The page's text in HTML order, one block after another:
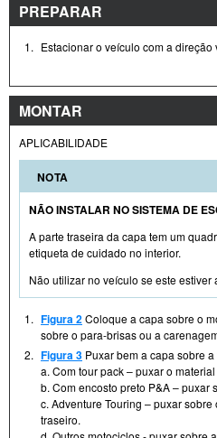
PREPARAR
1. Estacionar o veículo com a
MONTAR
APLICABILIDADE
NOTA
NÃO INSTALAR NO SISTEMA DE
A parte traseira da capa tem um
etiqueta de cuidado no interior.
Não utilizar no veículo se este estiver
1. Figura 2Coloque a capa sobre o
sobre o para-brisas ou a
2. Figura 3 Puxar bem a capa sobre
a. Com tour pack – puxar o
b. Com encosto preto P&A – puxar
c. Adventure Touring – puxar
traseiro.